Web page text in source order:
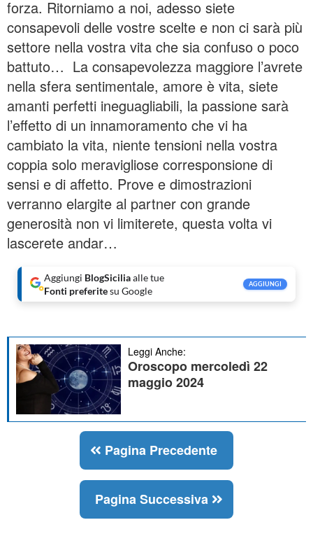
forza. Ritorniamo a noi, adesso siete
consapevoli delle vostre scelte e non ci sarà più
settore nella vostra vita che sia confuso o poco
battuto… La consapevolezza maggiore l’avrete
nella sfera sentimentale, amore è vita, siete
amanti perfetti ineguagliabili, la passione sarà
l’effetto di un innamoramento che vi ha
cambiato la vita, niente tensioni nella vostra
coppia solo meravigliose corresponsione di
sensi e di affetto. Prove e dimostrazioni
verranno elargite al partner con grande
generosità non vi limiterete, questa volta vi
lascerete andar…
Aggiungi BlogSiciliaalle tue
Fonti preferitesu Google
AGGIUNGI
Leggi Anche:
Oroscopo mercoledì 22
maggio 2024
Pagina Precedente
Pagina Successiva